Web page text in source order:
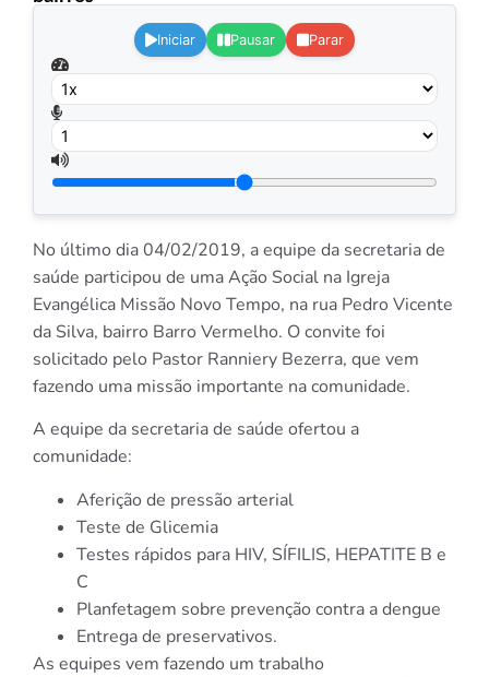
Iniciar Pausar Parar
No último dia 04/02/2019, a equipe da secretaria de
saúde participou de uma Ação Social na Igreja
Evangélica Missão Novo Tempo, na rua Pedro Vicente
da Silva, bairro Barro Vermelho. O convite foi
solicitado pelo Pastor Ranniery Bezerra, que vem
fazendo uma missão importante na comunidade.
A equipe da secretaria de saúde ofertou a
comunidade:
Aferição de pressão arterial
Teste de Glicemia
Testes rápidos para HIV, SÍFILIS, HEPATITE B e
C
Planfetagem sobre prevenção contra a dengue
Entrega de preservativos.
As equipes vem fazendo um trabalho